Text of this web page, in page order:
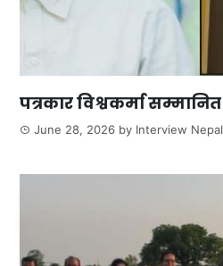
पत्रकार विश्वकर्मा सम्मानित
June 28, 2026 by Interview Nepal